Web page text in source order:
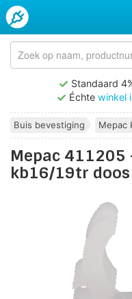
Standaard
Échte winkel
Buis bevestiging Mepac
Mepac 411205
kb16/19tr